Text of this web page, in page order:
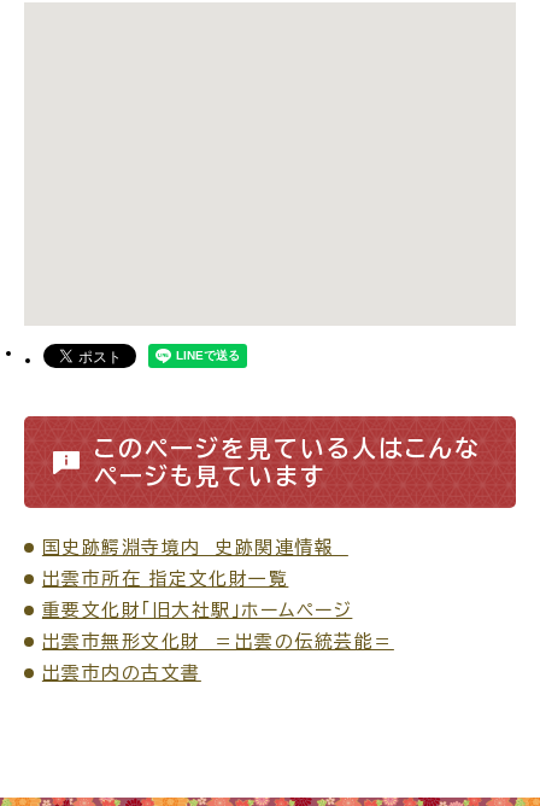
このページを見ている人はこんな
ページも見ています
国史跡鰐淵寺境内 史跡関連情報
出雲市所在 指定文化財一覧
重要文化財「旧大社駅」ホームページ
出雲市無形文化財 ＝出雲の伝統芸能＝
出雲市内の古文書